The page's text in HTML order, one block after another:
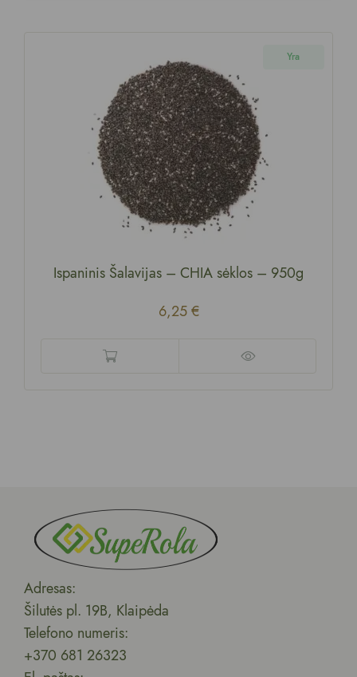
Yra
Ispaninis Šalavijas – CHIA sėklos – 950g
6,25€
Adresas:
Šilutės pl. 19B, Klaipėda
Telefono numeris:
+370 681 26323